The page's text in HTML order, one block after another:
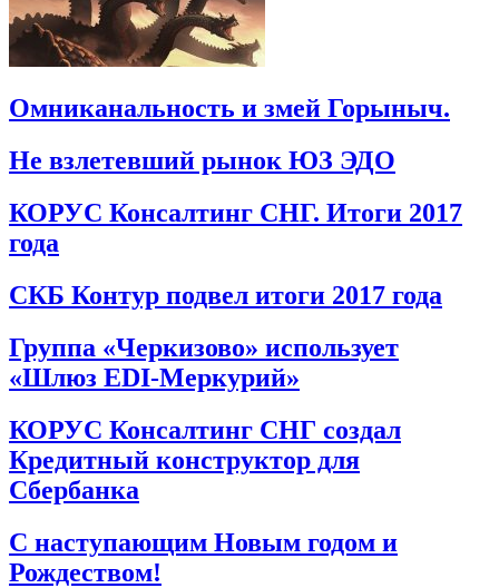
Омниканальность и змей Горыныч.
Не взлетевший рынок ЮЗ ЭДО
КОРУС Консалтинг СНГ. Итоги 2017
года
СКБ Контур подвел итоги 2017 года
Группа «Черкизово» использует
«Шлюз EDI-Меркурий»
КОРУС Консалтинг СНГ создал
Кредитный конструктор для
Сбербанка
С наступающим Новым годом и
Рождеством!